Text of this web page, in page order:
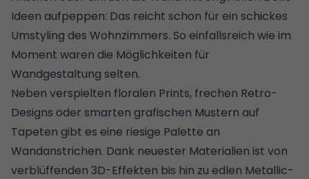
Ideen aufpeppen: Das reicht schon für ein schickes
Umstyling des Wohnzimmers. So einfallsreich wie im
Moment waren die Möglichkeiten für
Wandgestaltung selten.
Neben verspielten floralen Prints, frechen Retro-
Designs oder smarten grafischen Mustern auf
Tapeten gibt es eine riesige Palette an
Wandanstrichen. Dank neuester Materialien ist von
verblüffenden 3D-Effekten bis hin zu edlen Metallic-